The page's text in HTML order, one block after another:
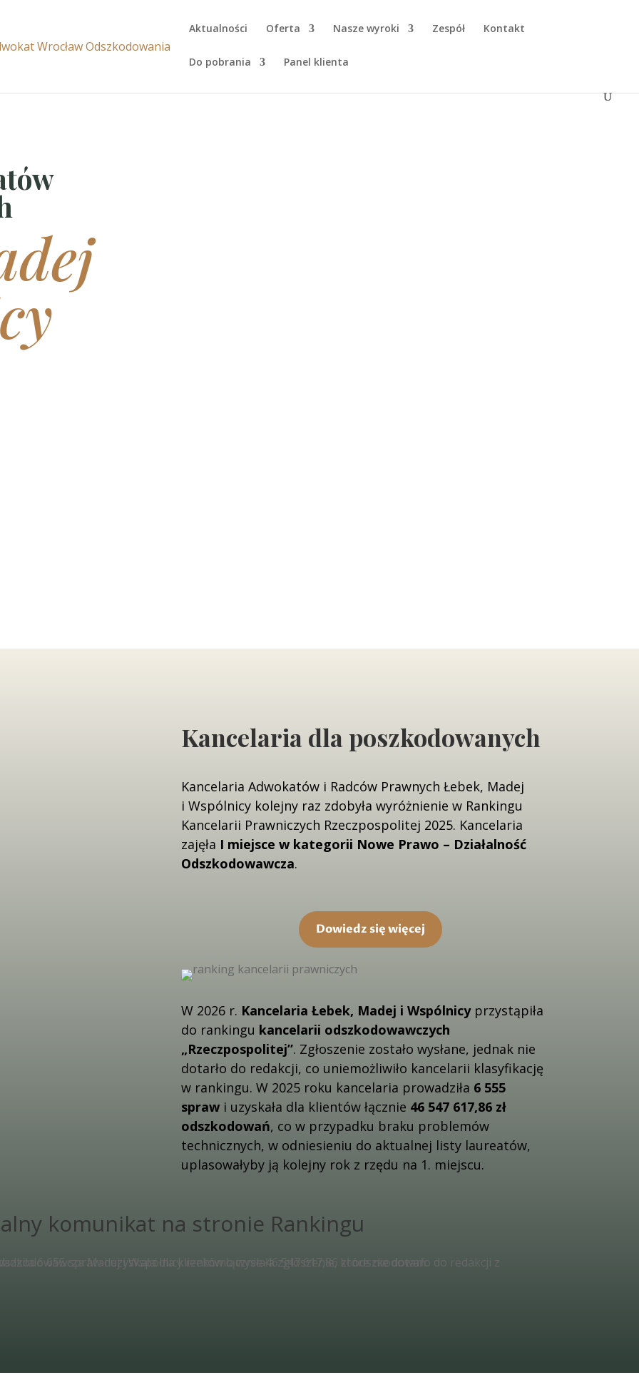
Aktualności Oferta Nasze wyroki Zespół Kontakt
Do pobrania Panel klienta
Kancelaria dla poszkodowanych
Kancelaria Adwokatów i Radców Prawnych Łebek, Madej
i Wspólnicy kolejny raz zdobyła wyróżnienie w Rankingu
Kancelarii Prawniczych Rzeczpospolitej 2025. Kancelaria
zajęła I miejsce w kategorii Nowe Prawo – Działalność
Odszkodowawcza.
Dowiedz się więcej
W 2026 r. Kancelaria Łebek, Madej i Wspólnicyprzystąpiła
do rankingu kancelarii odszkodowawczych
„Rzeczpospolitej”. Zgłoszenie zostało wysłane, jednak nie
dotarło do redakcji, co uniemożliwiło kancelarii klasyfikację
w rankingu. W 2025 roku kancelaria prowadziła 6 555
sprawi uzyskała dla klientów łącznie 46 547 617,86 zł
odszkodowań, co w przypadku braku problemów
technicznych, w odniesieniu do aktualnej listy laureatów,
uplasowałyby ją kolejny rok z rzędu na 1. miejscu.
komunikat na stronie Rankingu